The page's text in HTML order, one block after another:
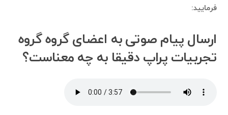
فرمایید:
ارسال پیام صوتی به اعضای گروه گروه
تجربیات پراپ دقیقا به چه معناست؟